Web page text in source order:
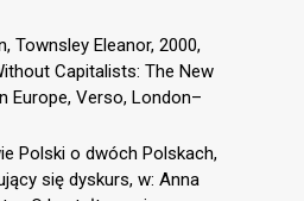
Townsley Eleanor, 2000,
Capitalists: The New
Europe, Verso, London–
Polski o dwóch Polskach,
się dyskurs, w: Anna